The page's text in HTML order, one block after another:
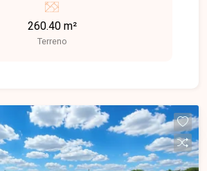
supermercados e diversos
praticidade e
oferece excelente oportunidade
construir em um bairro
mais sobre esta oportunidade.
260.40 m²
Terreno